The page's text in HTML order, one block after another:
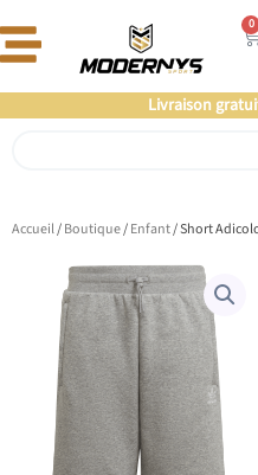
au
0
Livraison
Accueil/Boutique/Enfant/ Short